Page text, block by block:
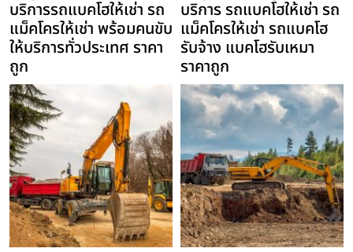
บริการรถแบคโฮให้เช่า รถ
แม็คโครให้เช่า พร้อมคนขับ
ให้บริการทั่วประเทศ ราคา
ถูก
บริการ รถแบคโฮให้เช่า รถ
แม็คโครให้เช่า รถแบคโฮ
รับจ้าง แบคโฮรับเหมา
ราคาถูก